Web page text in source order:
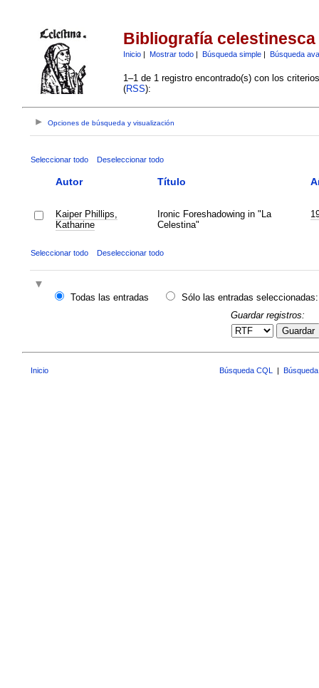
Bibliografía celestinesca
Inicio| Mostrar todo| Búsqueda simple| Búsqueda
1–1 de 1 registro encontrado(s) con los
(RSS):
Opciones de búsqueda y visualización
Seleccionar todo Deseleccionar todo
Autor Título
Kaiper Phillips,
Katharine
Ironic Foreshadowing in "La
Celestina"
Seleccionar todo Deseleccionar todo
Todas las entradas
Sólo las entradas seleccionadas:
Guardar registros:
Guardar
Inicio Búsqueda CQL